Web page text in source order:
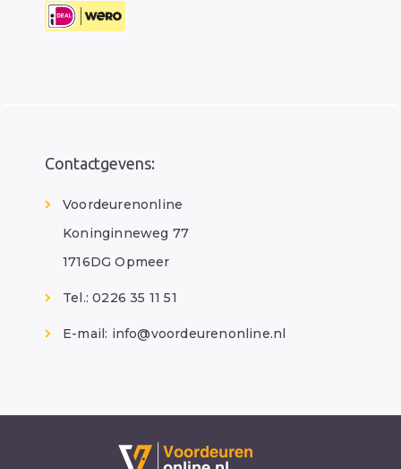
Contactgevens:
Voordeurenonline
Koninginneweg 77
1716DG Opmeer
Tel.: 0226 35 11 51
E-mail: info@voordeurenonline.nl